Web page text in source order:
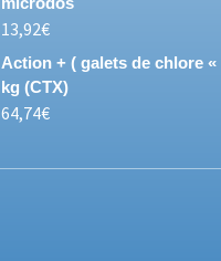
13,92€
Action + ( galets de chlore
kg (CTX)
64,74€